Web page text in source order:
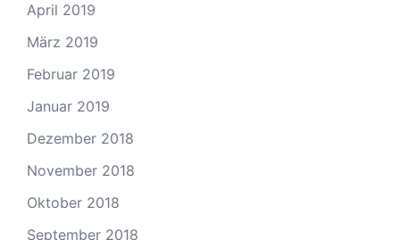
April 2019
März 2019
Februar 2019
Januar 2019
Dezember 2018
November 2018
Oktober 2018
September 2018